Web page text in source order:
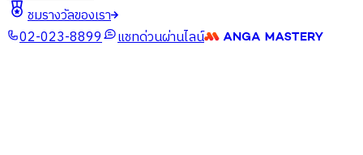
ชมรางวัลของเรา
02-023-8899
แชทด่วนผ่านไลน์